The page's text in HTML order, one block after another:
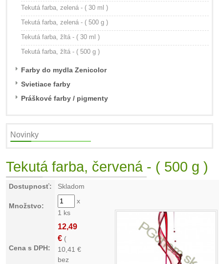
Tekutá farba, zelená - ( 30 ml )
Tekutá farba, zelená - ( 500 g )
Tekutá farba, žltá - ( 30 ml )
Tekutá farba, žltá - ( 500 g )
Farby do mydla Zenicolor
Svietiace farby
Práškové farby / pigmenty
Novinky
Tekutá farba, červená - ( 500 g )
Dostupnosť: Skladom
Množstvo:
x
1 ks
Cena s DPH:
12,49
€ (
10,41 €
bez